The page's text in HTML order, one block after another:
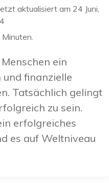
aktualisiert am 24 Juni,
Minuten.
ein
und finanzielle
Tatsächlich gelingt
zu sein.
erfolgreiches
es auf Weltniveau